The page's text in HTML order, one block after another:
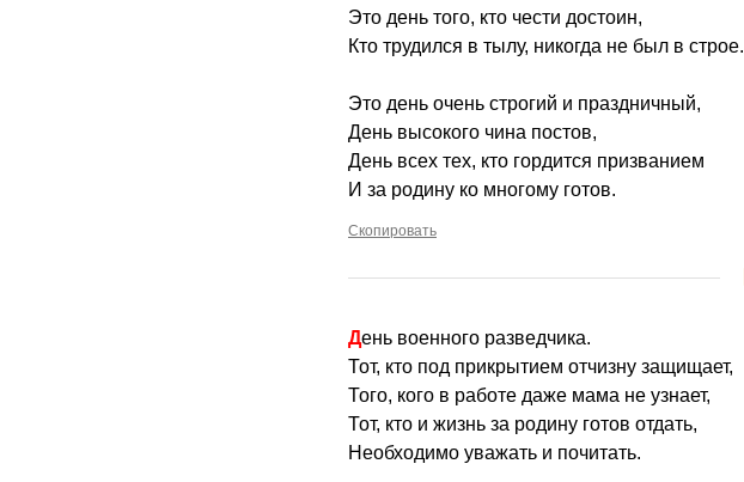
Это день того, кто чести достоин,
Кто трудился в тылу, никогда не был в строе.
Это день очень строгий и праздничный,
День высокого чина постов,
День всех тех, кто гордится призванием
И за родину ко многому готов.
Скопировать
День военного разведчика.
Тот, кто под прикрытием отчизну защищает,
Того, кого в работе даже мама не узнает,
Тот, кто и жизнь за родину готов отдать,
Необходимо уважать и почитать.